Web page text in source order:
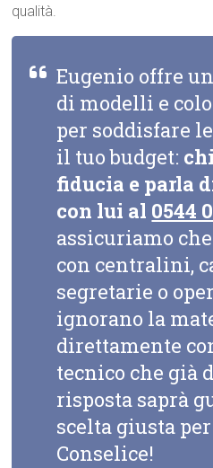
qualità.
Eugenio offre
di modelli e
per soddisfare
il tuo budget:
fiducia e parla
con lui al 0544
assicuriamo
con centralini,
segretarie o
ignorano la
direttamente
tecnico che già
risposta saprà
scelta giusta
Conselice!